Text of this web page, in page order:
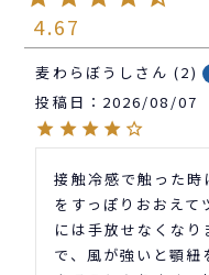
4.67
麦わらぼうし 2
投稿日 2026/08/07
接触冷感で触った
をすっぽりおおえて
には手放せなくな
で、風が強いと顎紐